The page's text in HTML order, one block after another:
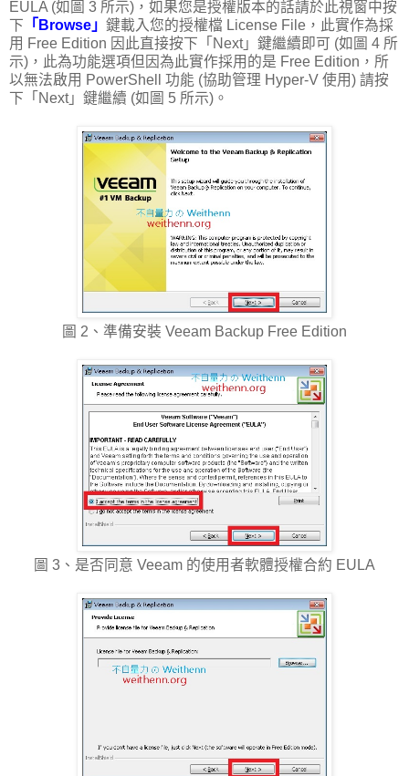
EULA (如圖 3 所示)，如果您是授權版本的話請於此視窗中按
下 「Browse」 鍵載入您的授權檔 License File，此實作為採
用 Free Edition 因此直接按下「Next」鍵繼續即可 (如圖 4 所
示)，此為功能選項但因為此實作採用的是 Free Edition，所
以無法啟用 PowerShell 功能 (協助管理 Hyper-V 使用) 請按
下「Next」鍵繼續 (如圖 5 所示)。
圖 2、準備安裝 Veeam Backup Free Edition
圖 3、是否同意 Veeam 的使用者軟體授權合約 EULA